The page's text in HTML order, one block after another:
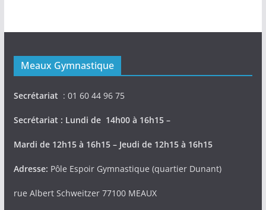
Meaux Gymnastique
Secrétariat : 01 60 44 96 75
Secrétariat : Lundi de 14h00 à 16h15 –
Mardi de 12h15 à 16h15 – Jeudi de 12h15 à 16h15
Adresse: Pôle Espoir Gymnastique (quartier Dunant)
rue Albert Schweitzer 77100 MEAUX